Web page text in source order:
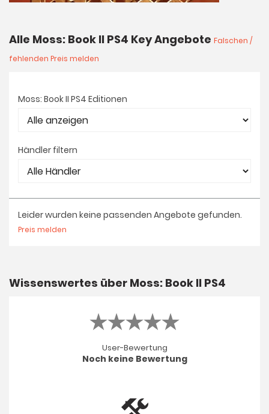
Alle Moss: Book II PS4 Key Angebote Falschen /
fehlenden Preis melden
Moss: Book II PS4 Editionen
Händler filtern
Leider wurden keine passenden Angebote gefunden.
Preis melden
Wissenswertes über Moss: Book II PS4
User-Bewertung
Noch keine Bewertung